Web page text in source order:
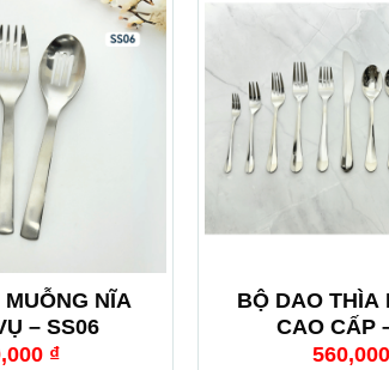
NĨA
– SS06
₫
BỘ DAO THÌA
CAO CẤP
560,000